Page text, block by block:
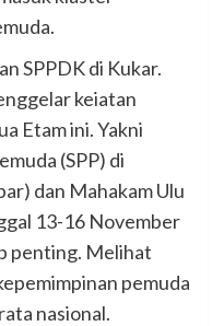
SPPDK di Kukar.
keiatan
Etam ini. Yakni
(SPP) di
dan Mahakam Ulu
13-16 November
penting. Melihat
pemuda
nasional.